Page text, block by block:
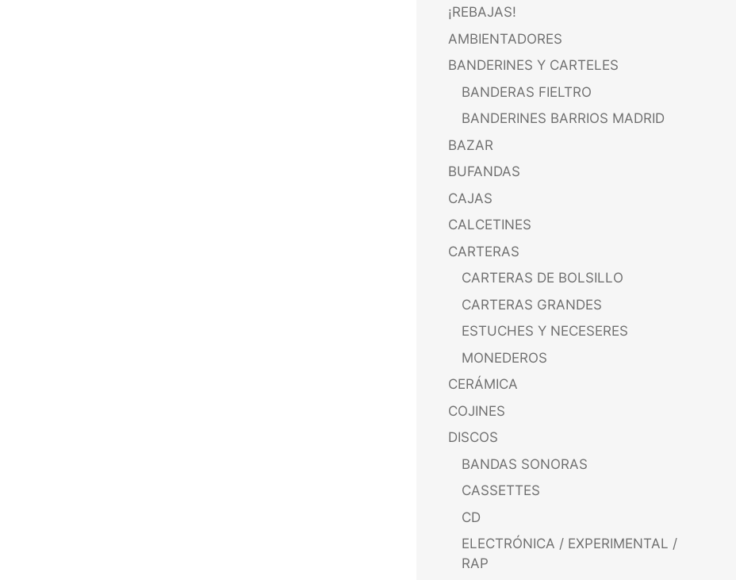
¡REBAJAS!
AMBIENTADORES
BANDERINES Y CARTELES
BANDERAS FIELTRO
BANDERINES BARRIOS MADRID
BAZAR
BUFANDAS
CAJAS
CALCETINES
CARTERAS
CARTERAS DE BOLSILLO
CARTERAS GRANDES
ESTUCHES Y NECESERES
MONEDEROS
CERÁMICA
COJINES
DISCOS
BANDAS SONORAS
CASSETTES
CD
ELECTRÓNICA / EXPERIMENTAL /
RAP